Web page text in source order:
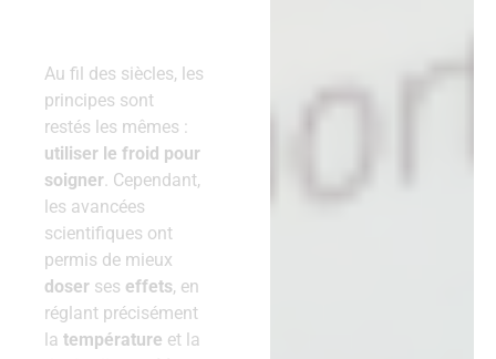
Au fil des siècles, les
principes sont
restés les mêmes :
utiliser le froid pour
soigner . Cependant,
les avancées
scientifiques ont
permis de mieux
doser ses effets, en
réglant précisément
la température et la